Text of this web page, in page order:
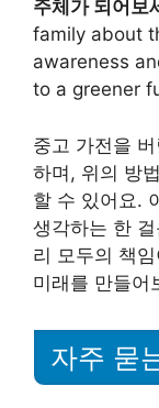
주체가 되어보
family about
awareness
to a greener
중고 가전을
하며, 위의 방
할 수 있어요.
생각하는 한
리 모두의 책
미래를 만들어
자주 묻